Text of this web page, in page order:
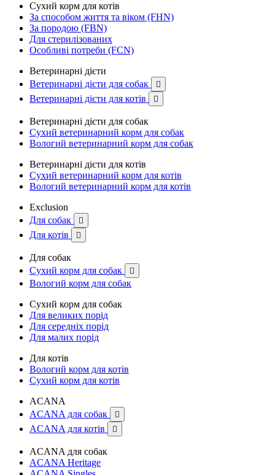
Сухий корм для котів
За способом життя та віком (FHN)
За породою (FBN)
Для стерилізованих
Особливі потреби (FCN)
Ветеринарні дієти
Ветеринарні дієти для собак

Ветеринарні дієти для котів 
Ветеринарні дієти для собак
Сухий ветеринарний корм для собак
Вологий ветеринарний корм для собак
Ветеринарні дієти для котів
Сухий ветеринарний корм для котів
Вологий ветеринарний корм для котів
Exclusion
Для собак

Для котів 
Для собак
Сухий корм для собак

Вологий корм для собак
Сухий корм для собак
Для великих порід
Для середніх порід
Для малих порід
Для котів
Вологий корм для котів
Сухий корм для котів
ACANA
ACANA для собак

ACANA для котів 
ACANA для собак
ACANA Heritage